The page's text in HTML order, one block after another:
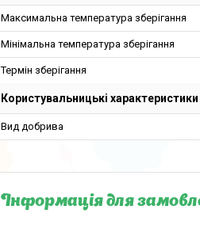
Максимальна температура зберігання
Мінімальна температура зберігання
Термін зберігання
Користувальницькі характеристики
Вид добрива
Інформація для